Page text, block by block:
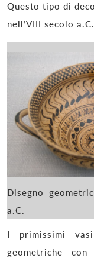
Questo tipo di
nell’VIII secolo
Disegno
a.C.
I primissimi
geometriche